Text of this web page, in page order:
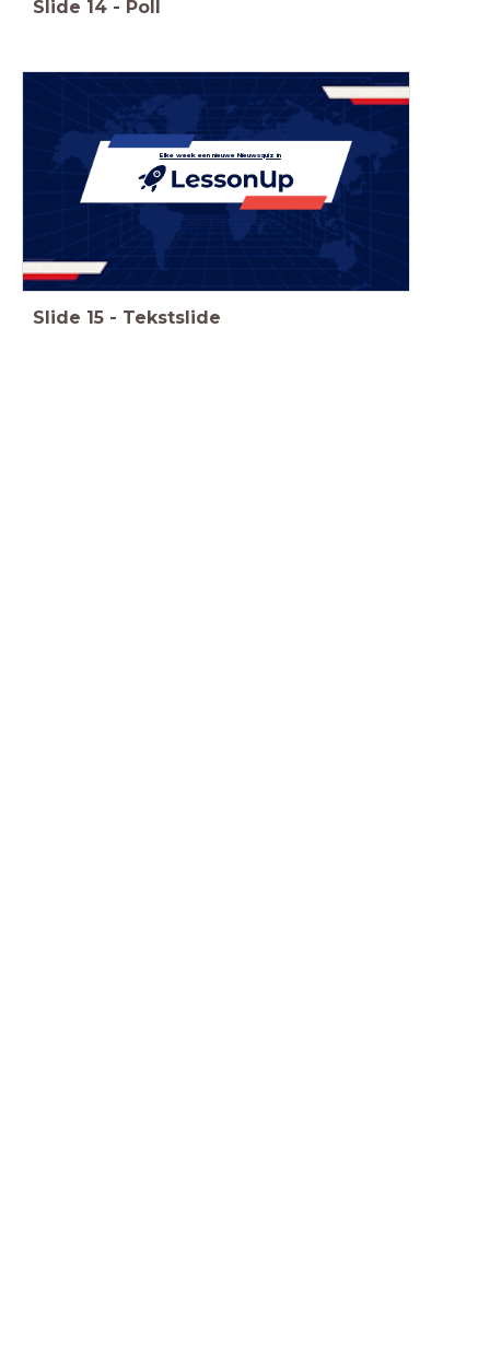
Slide 14 - Poll
Elke week een nieuwe Nieuwsquiz in
Slide 15 - Tekstslide